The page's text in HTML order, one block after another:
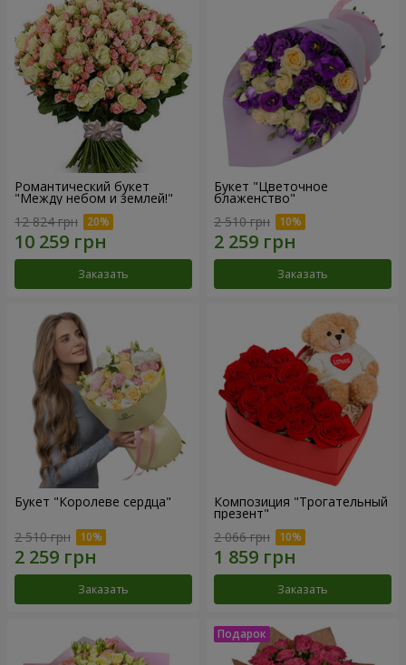
Романтический букет
"Между небом и землей!"
12 824 грн
Заказать
Букет "Цветочное
блаженство"
2 510 грн
Заказать
Букет "Королеве сердца"
2 510 грн
Заказать
Композиция "Трогательный
презент"
2 066 грн
Заказать